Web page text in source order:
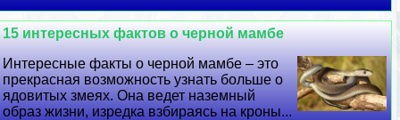
15 интересных фактов о черной мамбе
Интересные факты о черной мамбе – это
прекрасная возможность узнать больше о
ядовитых змеях. Она ведет наземный
образ жизни, изредка взбираясь на кроны...